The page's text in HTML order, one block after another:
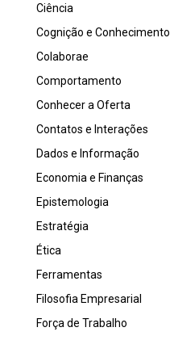
Ciência
Cognição e Conhecimento
Colaborae
Comportamento
Conhecer a Oferta
Contatos e Interações
Dados e Informação
Economia e Finanças
Epistemologia
Estratégia
Ética
Ferramentas
Filosofia Empresarial
Força de Trabalho